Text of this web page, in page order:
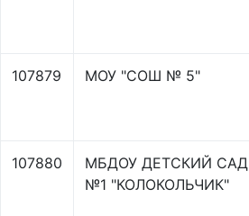
107879 МОУ "СОШ № 5"
107880
МБДОУ ДЕТСКИЙ САД
№1 "КОЛОКОЛЬЧИК"